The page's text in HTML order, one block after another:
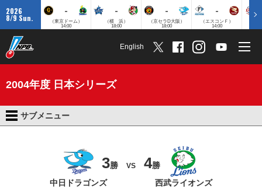
2026
8/9 Sun.
-
（東京ドーム）
14:00
-
（横 浜）
18:00
-
（京セラD大阪）
18:00
-
（エスコンＦ）
14:00
English
2004年度 日本シリーズ
サブメニュー
中日ドラゴンズ
3勝 VS
西武ライオンズ
4勝